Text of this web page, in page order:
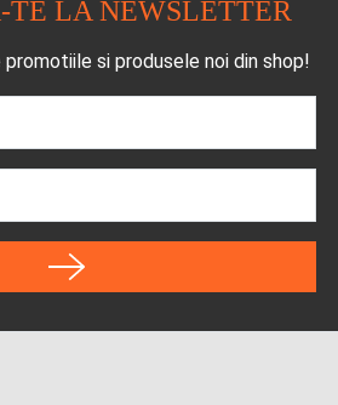
LA NEWSLETTER
si produsele noi din shop!